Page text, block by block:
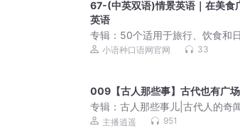
67-(中英双语)情景英语｜在美食
英语
专辑： 50个适用于旅行、饮食和
活的英语对话
小语种口语网官网 33
009【古人那些事】古代也有广场
专辑：古人那些事儿|古代人的奇
历史冷知识！
主播逍遥 951